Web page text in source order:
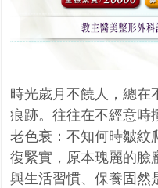
時光歲月不饒人，總在
痕跡。往往在不經意時
老色衰：不知何時皺紋
復緊實，原本瑰麗的臉
與生活習慣、保養固然